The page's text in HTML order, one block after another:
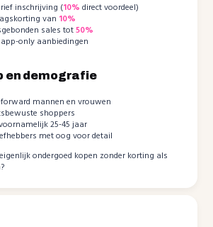
inschrijving (10% direct voordeel)
van 10%
sales tot50%
only aanbiedingen
en demografie
mannen en vrouwen
shoppers
25-45 jaar
met oog voor detail
ondergoed kopen zonder korting als